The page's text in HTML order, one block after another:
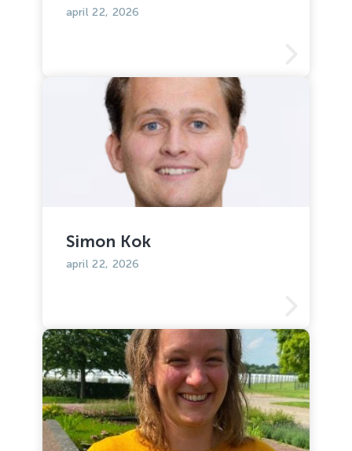
april 22, 2026
Simon Kok
april 22, 2026